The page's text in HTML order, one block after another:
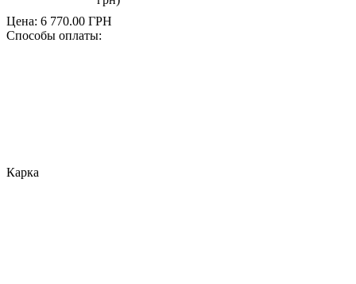
Цена: 6 770.00 ГРН
Способы оплаты:
Карка